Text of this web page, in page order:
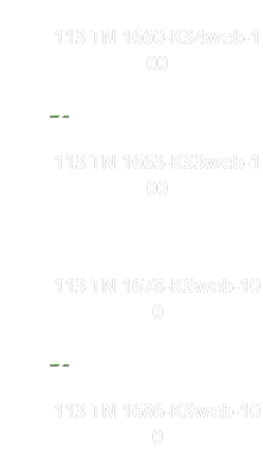
113 TN 1660-KS4web-1
00
113 TN 1663-KS3web-1
00
113 TN 1678-KSweb-10
0
113 TN 1686-KSweb-10
0